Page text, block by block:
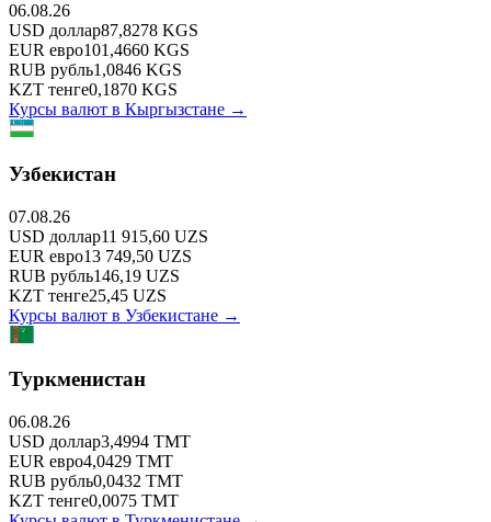
06.08.26
USD доллар87,8278 KGS
EUR евро101,4660 KGS
RUB рубль1,0846 KGS
KZT тенге0,1870 KGS
Курсы валют в Кыргызстане →
Узбекистан
07.08.26
USD доллар11 915,60 UZS
EUR евро13 749,50 UZS
RUB рубль146,19 UZS
KZT тенге25,45 UZS
Курсы валют в Узбекистане →
Туркменистан
06.08.26
USD доллар3,4994 TMT
EUR евро4,0429 TMT
RUB рубль0,0432 TMT
KZT тенге0,0075 TMT